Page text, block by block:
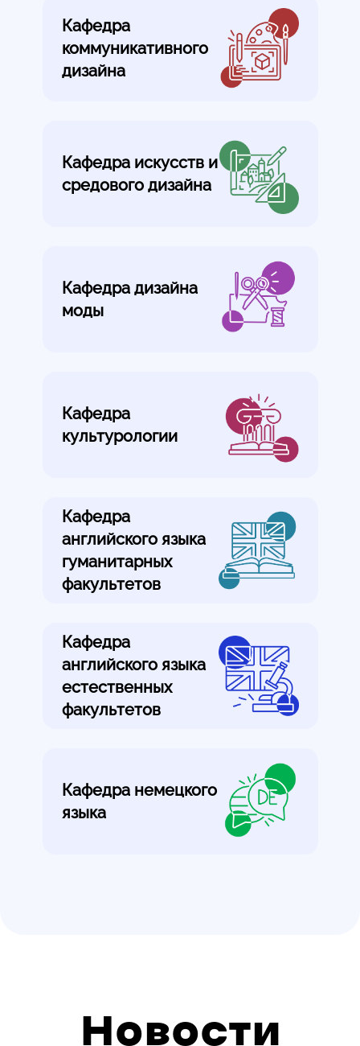
Кафедра
коммуникативного
дизайна
Кафедра искусств и
средового дизайна
Кафедра дизайна
моды
Кафедра
культурологии
Кафедра
английского языка
гуманитарных
факультетов
Кафедра
английского языка
естественных
факультетов
Кафедра немецкого
языка
Новости